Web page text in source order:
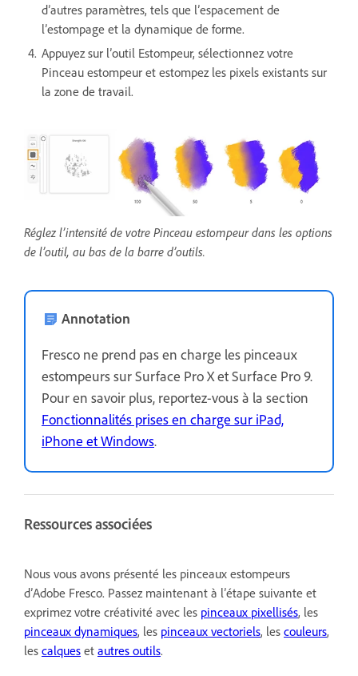
d’autres paramètres, tels que l’espacement de
l’estompage et la dynamique de forme.
Appuyez sur l’outil Estompeur, sélectionnez votre
Pinceau estompeur et estompez les pixels existants sur
la zone de travail.
Réglez l’intensité de votre Pinceau estompeur dans les options
de l’outil, au bas de la barre d’outils.
Annotation
Fresco ne prend pas en charge les pinceaux
estompeurs sur Surface Pro X et Surface Pro 9.
Pour en savoir plus, reportez-vous à la section
Fonctionnalités prises en charge sur iPad,
iPhone et Windows.
Ressources associées
Nous vous avons présenté les pinceaux estompeurs
d’Adobe Fresco. Passez maintenant à l’étape suivante et
exprimez votre créativité avec les pinceaux pixellisés, les
pinceaux dynamiques, les pinceaux vectoriels, les couleurs,
les calques et autres outils.